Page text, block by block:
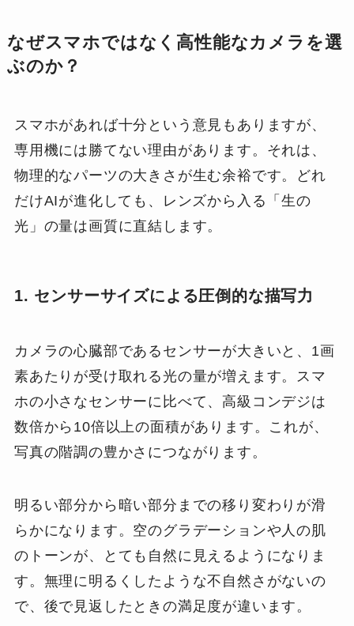
なぜスマホではなく高性能なカメラを選
ぶのか？
スマホがあれば十分という意見もありますが、
専用機には勝てない理由があります。それは、
物理的なパーツの大きさが生む余裕です。どれ
だけAIが進化しても、レンズから入る「生の
光」の量は画質に直結します。
1. センサーサイズによる圧倒的な描写力
カメラの心臓部であるセンサーが大きいと、1画
素あたりが受け取れる光の量が増えます。スマ
ホの小さなセンサーに比べて、高級コンデジは
数倍から10倍以上の面積があります。これが、
写真の階調の豊かさにつながります。
明るい部分から暗い部分までの移り変わりが滑
らかになります。空のグラデーションや人の肌
のトーンが、とても自然に見えるようになりま
す。無理に明るくしたような不自然さがないの
で、後で見返したときの満足度が違います。